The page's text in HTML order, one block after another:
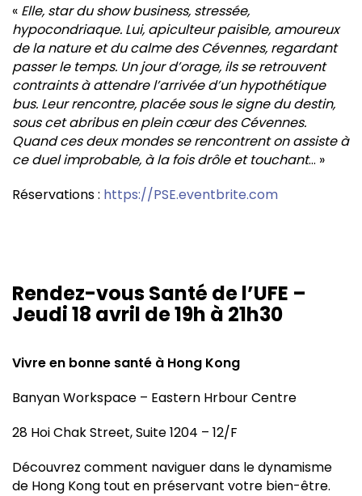
« Elle, star du show business, stressée,
hypocondriaque. Lui, apiculteur paisible, amoureux
de la nature et du calme des Cévennes, regardant
passer le temps. Un jour d’orage, ils se retrouvent
contraints à attendre l’arrivée d’un hypothétique
bus. Leur rencontre, placée sous le signe du destin,
sous cet abribus en plein cœur des Cévennes.
Quand ces deux mondes se rencontrent on assiste à
ce duel improbable, à la fois drôle et touchant… »
Réservations : https://PSE.eventbrite.com
Rendez-vous Santé de l’UFE –
Jeudi 18 avril de 19h à 21h30
Vivre en bonne santé à Hong Kong
Banyan Workspace – Eastern Hrbour Centre
28 Hoi Chak Street, Suite 1204 – 12/F
Découvrez comment naviguer dans le dynamisme
de Hong Kong tout en préservant votre bien-être.